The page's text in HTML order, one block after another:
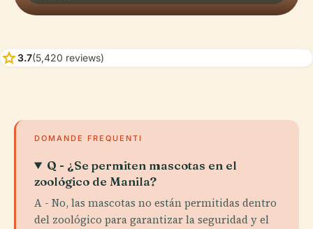
star3.7(5,420 reviews)
DOMANDE FREQUENTI
Q - ¿Se permiten mascotas en el
zoológico de Manila?
A - No, las mascotas no están permitidas dentro
del zoológico para garantizar la seguridad y el